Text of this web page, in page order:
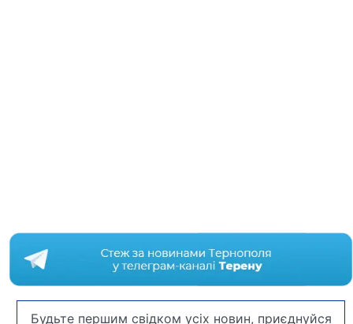
Будьте першим свідком усіх новин, приєднуйся